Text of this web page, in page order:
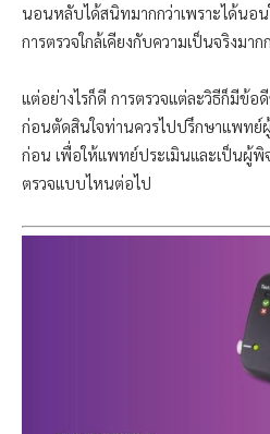
นอนหลับได้สนิทมากกว่าเพราะได้นอ
การตรวจใกล้เคียงกับความเป็นจริงมาก
แต่อย่างไรก็ดี การตรวจแต่ละวิธีก็มีข้
ก่อนตัดสินใจท่านควรไปปรึกษาแพทย์
ก่อน เพื่อให้แพทย์ประเมินและเป็นผู้พิ
ตรวจแบบไหนต่อไป